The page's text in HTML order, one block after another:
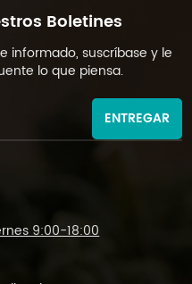
Boletines
informado, suscríbase y le
lo que piensa.
ENTREGAR
9:00-18:00